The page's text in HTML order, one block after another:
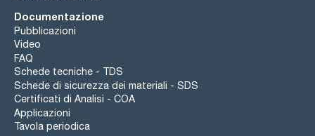
Documentazione
Pubblicazioni
Video
FAQ
Schede tecniche - TDS
Schede di sicurezza dei materiali - SDS
Certificati di Analisi - COA
Applicazioni
Tavola periodica